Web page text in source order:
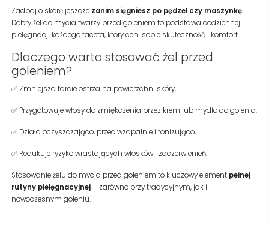
Zadbaj o skórę jeszcze zanim sięgniesz po pędzel czy maszynkę.
Dobry żel do mycia twarzy przed goleniem to podstawa codziennej
pielęgnacji każdego faceta, który ceni sobie skuteczność i komfort.
Dlaczego warto stosować żel przed
goleniem?
✅ Zmniejsza tarcie ostrza na powierzchni skóry,
✅ Przygotowuje włosy do zmiękczenia przez krem lub mydło do golenia,
✅ Działa oczyszczająco, przeciwzapalnie i tonizująco,
✅ Redukuje ryzyko wrastających włosków i zaczerwienień.
Stosowanie żelu do mycia przed goleniem to kluczowy element pełnej
rutyny pielęgnacyjnej– zarówno przy tradycyjnym, jak i
nowoczesnym goleniu.